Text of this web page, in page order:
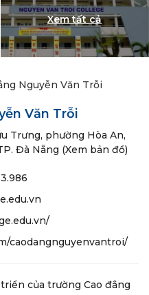
Nguyễn Văn Trỗi
Văn Trỗi
Trưng, phường Hòa An,
Đà Nẵng (Xem bản đồ)
caodangnguyenvantroi/
của trường Cao đẳng